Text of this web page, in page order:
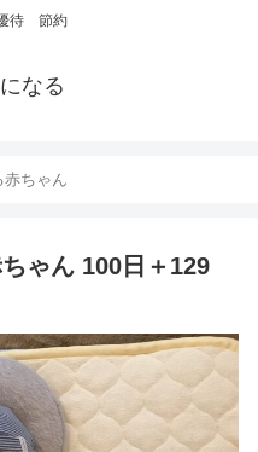
待 節約
なる
赤ちゃん
ゃん 100日＋129